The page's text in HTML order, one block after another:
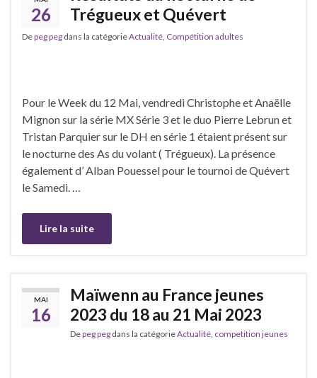
26
Trégueux et Quévert
Depeg peg dans la catégorieActualité Compétition adultes
Pour le Week du 12 Mai, vendredi Christophe et Anaëlle
Mignon sur la série MX Série 3 et le duo Pierre Lebrun et
Tristan Parquier sur le DH en série 1 étaient présent sur
le nocturne des As du volant ( Trégueux). La présence
également d’ Alban Pouessel pour le tournoi de Quévert
le Samedi. …
Lire la suite
MAI
16
Maïwenn au France jeunes
2023 du 18 au 21 Mai 2023
Depeg peg dans la catégorieActualité competition jeunes